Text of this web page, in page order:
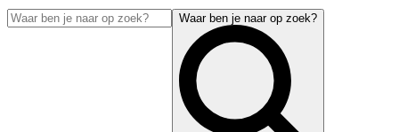
Waar ben je naar op zoek?